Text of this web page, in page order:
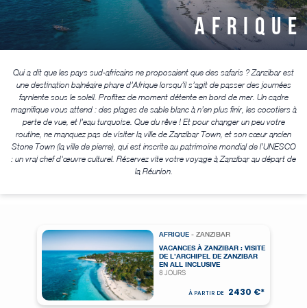
AFRIQUE
Qui a dit que les pays sud-africains ne proposaient que des safaris ? Zanzibar est
une destination balnéaire phare d’Afrique lorsqu’il s’agit de passer des journées
farniente sous le soleil. Profitez de moment détente en bord de mer. Un cadre
magnifique vous attend : des plages de sable blanc à n’en plus finir, les cocotiers à
perte de vue, et l’eau turquoise. Que du rêve ! Et pour changer un peu votre
routine, ne manquez pas de visiter la ville de Zanzibar Town, et son cœur ancien
Stone Town (la ville de pierre), qui est inscrite au patrimoine mondial de l’UNESCO
: un vrai chef d'œuvre culturel. Réservez vite votre voyage à Zanzibar au départ de
la Réunion.
AFRIQUE - ZANZIBAR
VACANCES À ZANZIBAR : VISITE
DE L’ARCHIPEL DE ZANZIBAR
EN ALL INCLUSIVE
8 JOURS
À PARTIR DE 2430 €*